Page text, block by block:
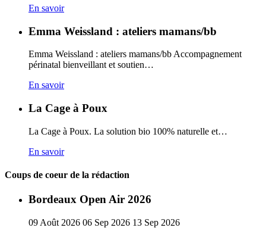
En savoir
Emma Weissland : ateliers mamans/bb
Emma Weissland : ateliers mamans/bb Accompagnement
périnatal bienveillant et soutien…
En savoir
La Cage à Poux
La Cage à Poux. La solution bio 100% naturelle et…
En savoir
Coups de coeur de la rédaction
Bordeaux Open Air 2026
09 Août 2026 06 Sep 2026 13 Sep 2026